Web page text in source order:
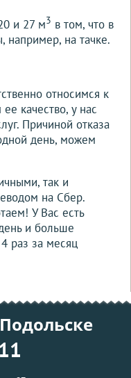
и 27 м3 в том, что в
например, на тачке.
относимся к
качество, у нас
Причиной отказа
день, можем
так и
на Сбер.
У Вас есть
и больше
раз за месяц